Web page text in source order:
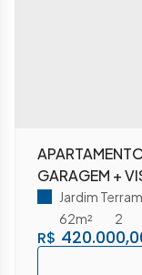
GARAGEM +
R$ 420 MIL
R$
Jardim
2
62m²